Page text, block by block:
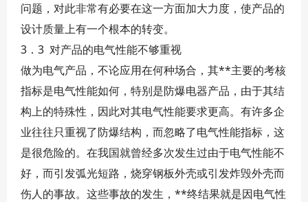
问题，对此非常有必要在这一方面加大力度，使产品的
设计质量上有一个根本的转变。
3．3 对产品的电气性能不够重视
做为电气产品，不论应用在何种场合，其**主要的考核
指标是电气性能如何，特别是防爆电器产品，由于其结
构上的特殊性，因此对其电气性能要求更高。有许多企
业往往只重视了防爆结构，而忽略了电气性能指标，这
是很危险的。在我国就曾经多次发生过由于电气性能不
好，而引发弧光短路，烧穿钢板外壳或引发炸毁外壳而
伤人的事故。这些事故的发生，**终结果就是因电气性